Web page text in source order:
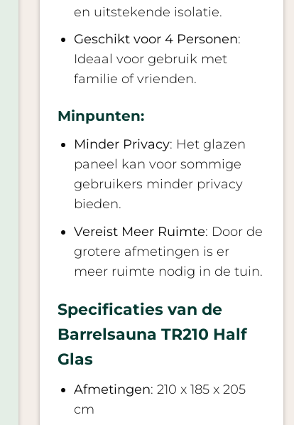
en uitstekende isolatie.
Geschikt voor 4 Personen:
Ideaal voor gebruik met
familie of vrienden.
Minpunten:
Minder Privacy: Het glazen
paneel kan voor sommige
gebruikers minder privacy
bieden.
Vereist Meer Ruimte: Door de
grotere afmetingen is er
meer ruimte nodig in de tuin.
Specificaties van de
Barrelsauna TR210 Half
Glas
Afmetingen: 210 x 185 x 205
cm